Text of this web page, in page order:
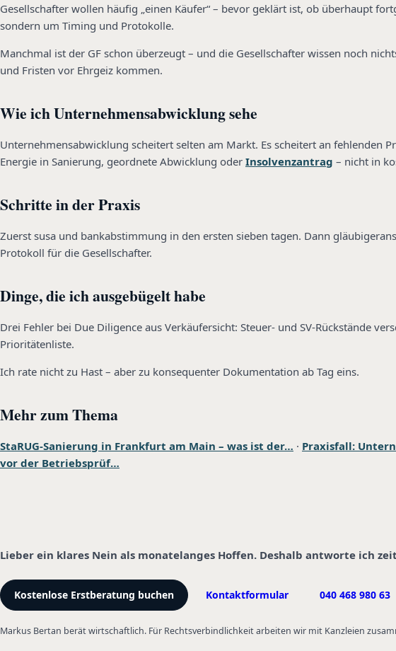
Gesellschafter wollen häufig „einen Käufer“ – bevor geklärt ist, ob überhaupt
sondern um Timing und Protokolle.
Manchmal ist der GF schon überzeugt – und die Gesellschafter wissen noch
und Fristen vor Ehrgeiz kommen.
Wie ich Unternehmensabwicklung sehe
Unternehmensabwicklung scheitert selten am Markt. Es scheitert an fehlenden
Energie in Sanierung, geordnete Abwicklung oder Insolvenzantrag – nicht in
Schritte in der Praxis
Zuerst susa und bankabstimmung in den ersten sieben tagen. Dann
Protokoll für die Gesellschafter.
Dinge, die ich ausgebügelt habe
Drei Fehler bei Due Diligence aus Verkäufersicht: Steuer- und SV-Rückstände
Prioritätenliste.
Ich rate nicht zu Hast – aber zu konsequenter Dokumentation ab Tag eins.
Mehr zum Thema
StaRUG-Sanierung in Frankfurt am Main – was ist der… · Praxisfall:
vor der Betriebsprüf…
Lieber ein klares Nein als monatelanges Hoffen. Deshalb antworte ich
Kostenlose Erstberatung buchen Kontaktformular 040 468 980 63
Markus Bertan berät wirtschaftlich. Für Rechtsverbindlichkeit arbeiten wir mit Kanzleien